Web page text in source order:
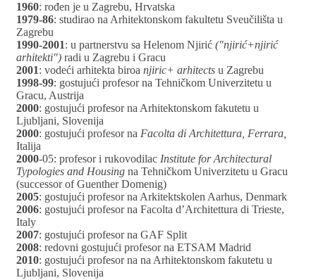
1960: rođen je u Zagrebu, Hrvatska
1979-86: studirao na Arhitektonskom fakultetu Sveučilišta u
Zagrebu
1990-2001: u partnerstvu sa Helenom Njirić ("njirić+njirić
arhitekti") radi u Zagrebu i Gracu
2001: vodeći arhitekta biroa njiric+ arhitects u Zagrebu
1998-99: gostujući profesor na Tehničkom Univerzitetu u
Gracu, Austrija
2000: gostujući profesor na Arhitektonskom fakutetu u
Ljubljani, Slovenija
2000: gostujući profesor na Facolta di Architettura, Ferrara,
Italija
2000-05: profesor i rukovodilac Institute for Architectural
Typologies and Housing na Tehničkom Univerzitetu u Gracu
(successor of Guenther Domenig)
2005: gostujući profesor na Arkitektskolen Aarhus, Denmark
2006: gostujući profesor na Facolta d’Architettura di Trieste,
Italy
2007: gostujući profesor na GAF Split
2008: redovni gostujući profesor na ETSAM Madrid
2010: gostujući profesor na na Arhitektonskom fakutetu u
Ljubljani, Slovenija